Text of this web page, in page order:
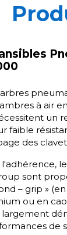
à air
un
faible
des
sont
– grip »
ou en
de